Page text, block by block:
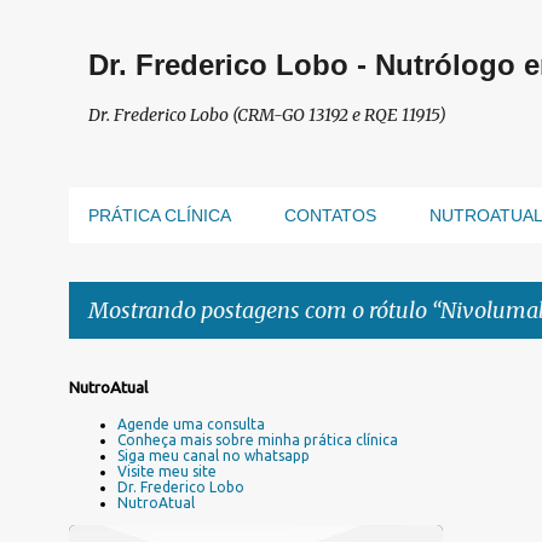
Dr. Frederico Lobo - Nutrólogo
Dr. Frederico Lobo (CRM-GO 13192 e RQE 11915)
PRÁTICA CLÍNICA CONTATOS NUTROATUAL
Mostrando postagens com o rótulo
P
NutroAtual
Agende uma consulta
Conheça mais sobre minha prática clínica
Siga meu canal no whatsapp
Visite meu site
Dr. Frederico Lobo
NutroAtual